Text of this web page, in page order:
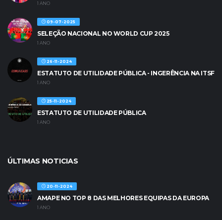
1 ANO
09-07-2025
SELEÇÃO NACIONAL NO WORLD CUP 2025
1 ANO
26-11-2024
ESTATUTO DE UTILIDADE PÚBLICA - INGERÊNCIA NA ITSF
1 ANO
25-11-2024
ESTATUTO DE UTILIDADE PÚBLICA
1 ANO
ÚLTIMAS NOTICIAS
20-11-2024
AMAPE NO TOP 8 DAS MELHORES EQUIPAS DA EUROPA
1 ANO